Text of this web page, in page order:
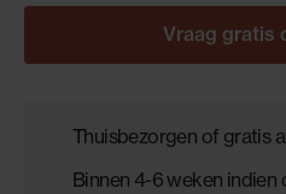
Vraag gratis
Thuisbezorgen of gratis
Binnen 4-6 weken indien